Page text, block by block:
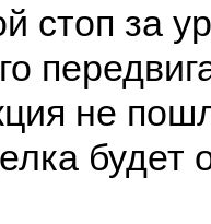
стоп за
не
будет